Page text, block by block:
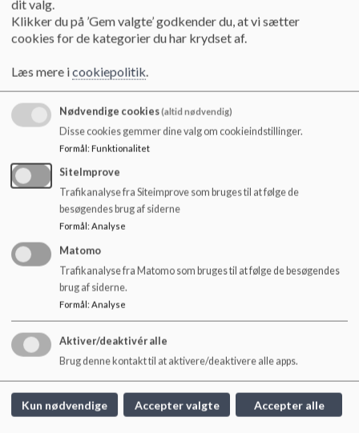
l
Muldvarpen: 2898 1348
Markmusen: 2898 1350
Larven: 2898 1341
Børnehave
Humlebien: 2898 1345
Mariehønen: 2898 1340
Græshoppen: 2898 1346
Klubben
Klubben: 2898 1344
Børnehuset Fasangården
Nordre Fasanvej 75, 2000 Frederiksberg
dit valg.
Klikker du på ’Gem valgte’ godkender du, at vi sætter
cookies for de kategorier du har krydset af.
Læs mere icookiepolitik.
Nødvendige cookies(altid nødvendig)
Disse cookies gemmer dine valg om cookieindstillinger.
Formål: Funktionalitet
SiteImprove
Trafikanalyse fra Siteimprove som bruges til at følge de
besøgendes brug af siderne
Formål : Analyse
Matomo
Trafikanalyse fra Matomo som bruges til at følge de besøgendes
brug af siderne.
Formål: Analyse
Aktiver/deaktivér alle
Brug denne kontakt til at aktivere/deaktivere alle apps.
Kun nødvendige Accepter valgte Accepter alle